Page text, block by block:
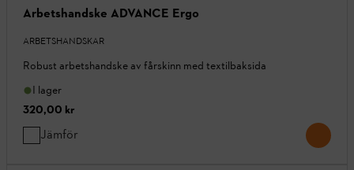
Arbetshandske ADVANCE Ergo
ARBETSHANDSKAR
Robust arbetshandske av fårskinn med textilbaksida
I lager
320,00 kr
Jämför